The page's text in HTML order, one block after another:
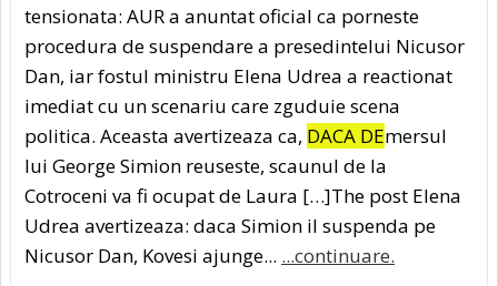
tensionata: AUR a anuntat oficial ca porneste
procedura de suspendare a presedintelui Nicusor
Dan, iar fostul ministru Elena Udrea a reactionat
imediat cu un scenariu care zguduie scena
politica. Aceasta avertizeaza ca, DACA DEmersul
lui George Simion reuseste, scaunul de la
Cotroceni va fi ocupat de Laura […]The post Elena
Udrea avertizeaza: daca Simion il suspenda pe
Nicusor Dan, Kovesi ajunge... ...continuare.